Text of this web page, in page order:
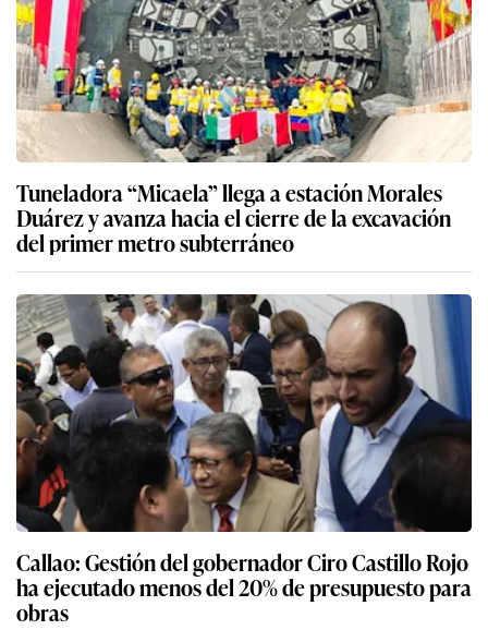
Tuneladora “Micaela” llega a estación Morales
Duárez y avanza hacia el cierre de la excavación
del primer metro subterráneo
Callao: Gestión del gobernador Ciro Castillo Rojo
ha ejecutado menos del 20% de presupuesto para
obras